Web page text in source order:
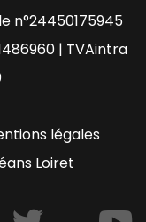
n°24450175945
| TVAintra
légales
Loiret